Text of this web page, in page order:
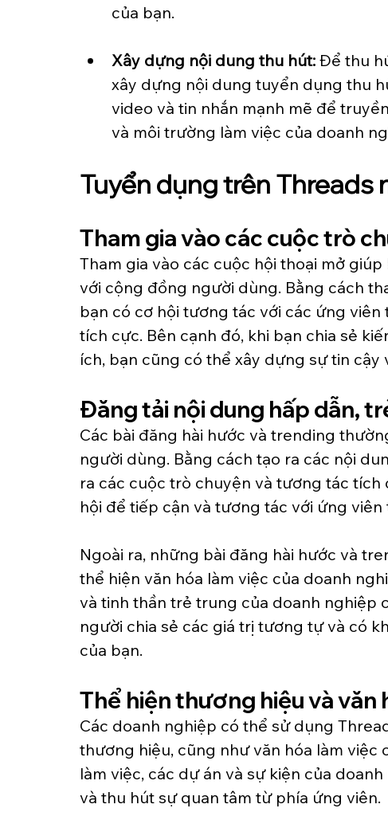
của bạn.
Xây dựng nội dung thu hút: Để thu
xây dựng nội dung tuyển dụng thu
video và tin nhắn mạnh mẽ để
và môi trường làm việc của doanh
Tuyển dụng trên Threads
Tham gia vào các cuộc trò
Tham gia vào các cuộc hội thoại mở
với cộng đồng người dùng. Bằng cách
bạn có cơ hội tương tác với các ứng
tích cực. Bên cạnh đó, khi bạn chia sẻ
ích, bạn cũng có thể xây dựng sự tin
Đăng tải nội dung hấp dẫn,
Các bài đăng hài hước và trending
người dùng. Bằng cách tạo ra các nội
ra các cuộc trò chuyện và tương tác
hội để tiếp cận và tương tác với ứng viên
Ngoài ra, những bài đăng hài hước và
thể hiện văn hóa làm việc của doanh
và tinh thần trẻ trung của doanh nghiệp
người chia sẻ các giá trị tương tự và có
của bạn.
Thể hiện thương hiệu và văn
Các doanh nghiệp có thể sử dụng
thương hiệu, cũng như văn hóa làm việc
làm việc, các dự án và sự kiện của
và thu hút sự quan tâm từ phía ứng viên.